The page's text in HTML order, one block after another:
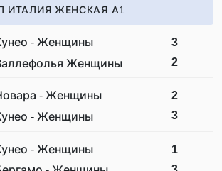
ИТАЛИЯ ЖЕНСКАЯ А1
- Женщины
Женщины
3
2
- Женщины
- Женщины
2
3
- Женщины
1